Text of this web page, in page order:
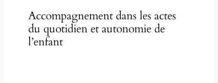
Accompagnement dans les actes
du quotidien et autonomie de
l’enfant